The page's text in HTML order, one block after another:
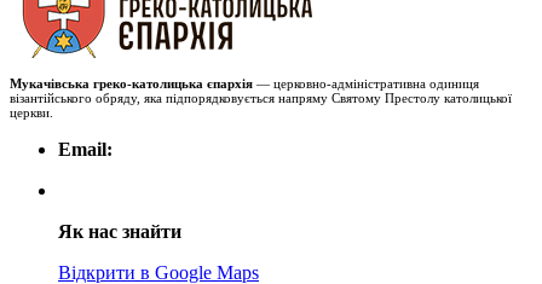
Мукачівська греко-католицька єпархія — церковно-адміністративна одиниця
візантійського обряду, яка підпорядковується напряму Святому Престолу католицької
церкви.
Email:
Як нас знайти
Відкрити в Google Maps